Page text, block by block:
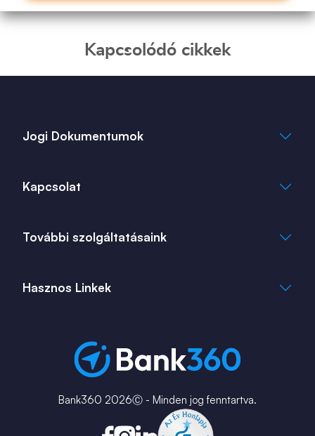
Kapcsolódó cikkek
Jogi Dokumentumok
Általános Szerződési Feltételek
Kapcsolat
info@bank360.hu
További szolgáltatásaink
bank360.hu
Hasznos Linkek
Bérkalkulátor
MNB Alkalmazások
Bank360 2026Ⓒ - Minden jog fenntartva.